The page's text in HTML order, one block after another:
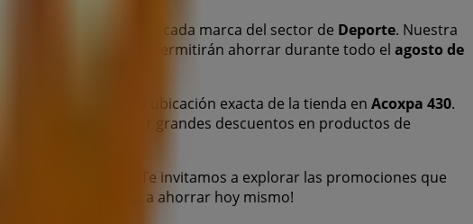
de esta destacada marca del sector de Deporte. Nuestra
de calidad que te permitirán ahorrar durante todo el agosto de
exclusivas y la ubicación exacta de la tienda en Acoxpa 430.
y aprovechar grandes descuentos en productos de
compra completa. Te invitamos a explorar las promociones que
. ¡Visítanos y empieza a ahorrar hoy mismo!